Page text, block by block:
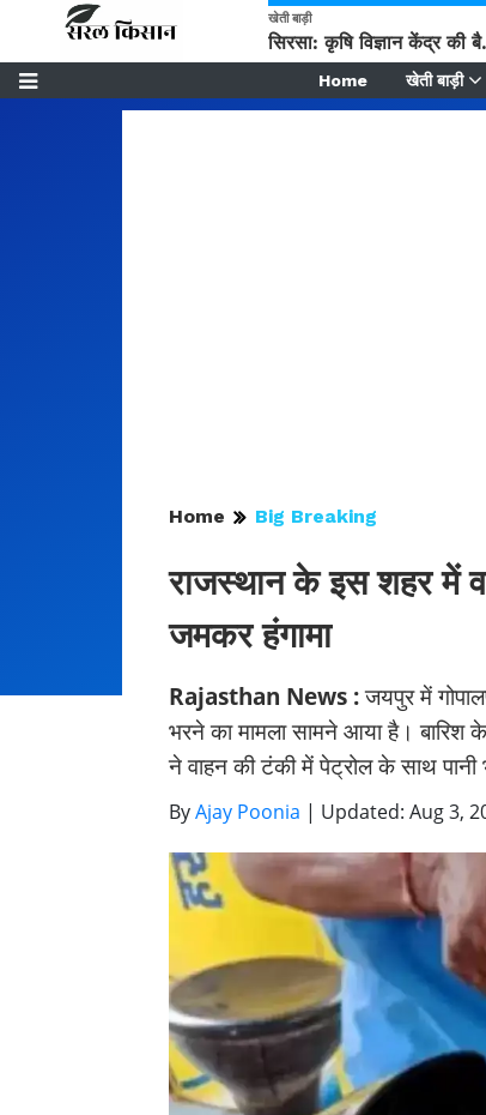
खेती बाड़ी
सिरसा: कृषि
Home खेती बाड़ी
Home Big Breaking
राजस्थान के इस शहर में
जमकर हंगामा
Rajasthan News :जयपुर में
भरने का मामला सामने आया है। बारिश
ने वाहन की टंकी में पेट्रोल के साथ पानी
ByAjay Poonia | Updated: Aug 3,